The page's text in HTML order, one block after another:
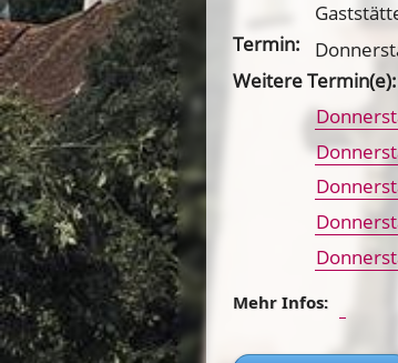
Termin:
Weitere Termin(e):
Mehr Infos: